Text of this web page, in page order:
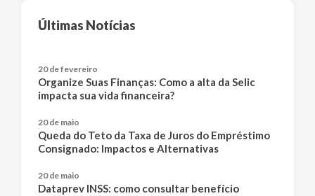
Últimas Notícias
20 de fevereiro
Organize Suas Finanças: Como a alta da Selic
impacta sua vida financeira?
20 de maio
Queda do Teto da Taxa de Juros do Empréstimo
Consignado: Impactos e Alternativas
20 de maio
Dataprev INSS: como consultar benefício